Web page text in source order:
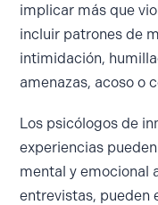
implicar más que
incluir patrones de
intimidación,
amenazas, acoso o
Los psicólogos de
experiencias
mental y emocional
entrevistas, pueden